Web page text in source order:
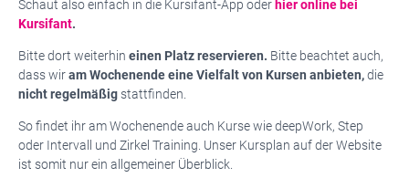
Schaut also einfach in die Kursifant-App oder hier online bei
Kursifant.
Bitte dort weiterhin einen Platz reservieren. Bitte beachtet auch,
dass wiram Wochenende eine Vielfalt von Kursen anbieten,die
nicht regelmäßig stattfinden.
So findet ihr am Wochenende auch Kurse wie deepWork, Step
oder Intervall und Zirkel Training. Unser Kursplan auf der Website
ist somit nur ein allgemeiner Überblick.